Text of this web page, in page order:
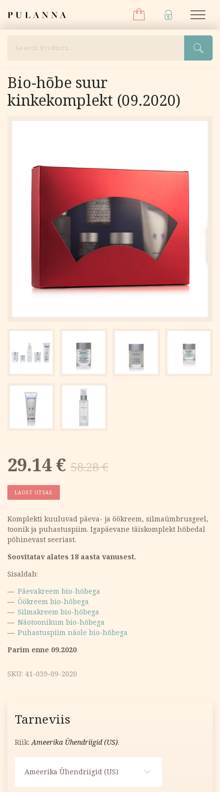
sisu
Menüü
Bio-hõbe suur
kinkekomplekt (09.2020)
58.28€
Algne
hind
oli:
58.28 €.
29.14 €
Current
price
is:
29.14 €.
LAOST OTSAS
Komplekti kuuluvad päeva- ja öökreem, silmaümbrusgeel,
toonik ja puhastuspiim. Igapäevane täiskomplekt hõbedal
põhinevast seeriast.
Soovitatav alates 18 aasta vanusest.
Sisaldab:
Päevakreem bio-hõbega
Öökreem bio-hõbega
Silmakreem bio-hõbega
Näotoonikum bio-hõbega
Puhastuspiim näole bio-hõbega
Parim enne 09.2020
SKU: 41-039-09-2020
Tarneviis
Riik:Ameerika Ühendriigid (US).
Ameerika Ühendriigid (US)